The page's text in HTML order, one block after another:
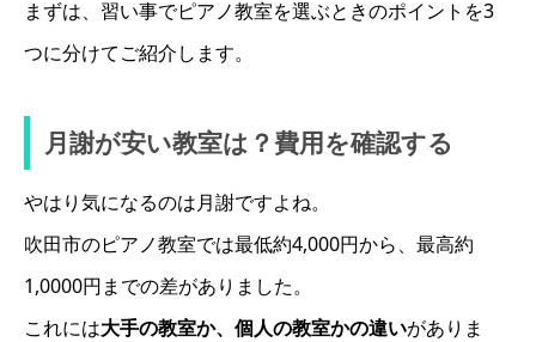
まずは、習い事でピアノ教室を選ぶときのポイントを3
つに分けてご紹介します。
月謝が安い教室は？費用を確認する
やはり気になるのは月謝ですよね。
吹田市のピアノ教室では最低約4,000円から、最高約
1,0000円までの差がありました。
これには大手の教室か、個人の教室かの違いがありま